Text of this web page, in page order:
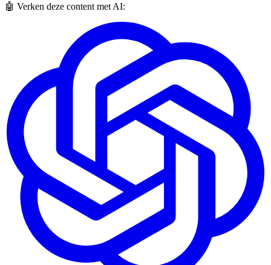
🤖 Verken deze content met AI: